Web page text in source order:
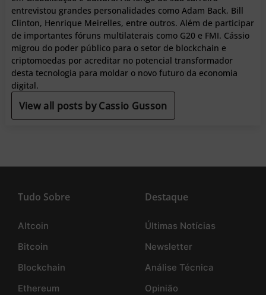
entrevistou grandes personalidades como Adam Back, Bill
Clinton, Henrique Meirelles, entre outros. Além de participar
de importantes fóruns multilaterais como G20 e FMI. Cássio
migrou do poder público para o setor de blockchain e
criptomoedas por acreditar no potencial transformador
desta tecnologia para moldar o novo futuro da economia
digital.
View all posts by Cassio Gusson
Tudo Sobre
Altcoin
Bitcoin
Blockchain
Ethereum
Destaque
Últimas Notícias
Newsletter
Análise Técnica
Opinião